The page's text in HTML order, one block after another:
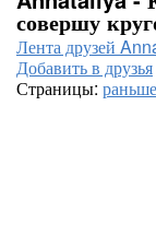
совершу
Лента друзей
Добавить в друзья
Страницы: